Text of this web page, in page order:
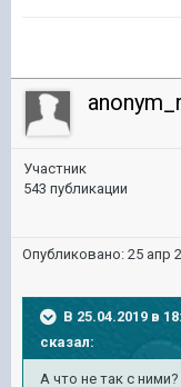
Участник
543 публикации
Опубликовано: 25 апр
В 25.04.2019 в
сказал:
А что не так с ними?